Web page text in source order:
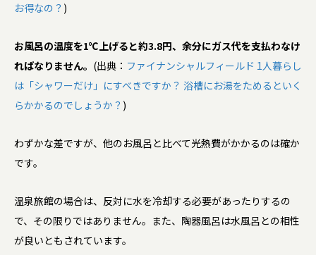
お得なの？ )
お風呂の温度を1℃上げると約3.8円、余分にガス代を支払わなけ
ればなりません。 (出典： ファイナンシャルフィールド 1人暮らし
は「シャワーだけ」にすべきですか？ 浴槽にお湯をためるといく
らかかるのでしょうか？ )
わずかな差ですが、他のお風呂と比べて光熱費がかかるのは確か
です。
温泉旅館の場合は、反対に水を冷却する必要があったりするの
で、その限りではありません。また、陶器風呂は水風呂との相性
が良いともされています。